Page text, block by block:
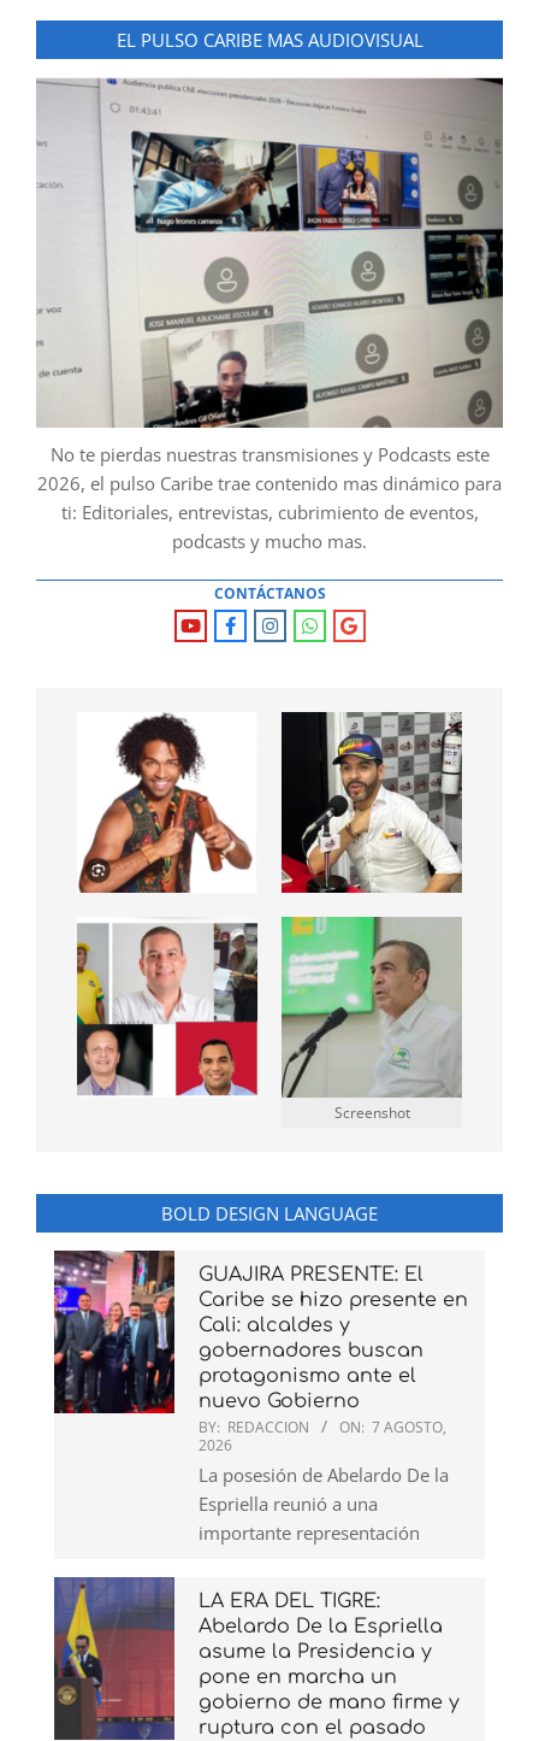
EL PULSO CARIBE MAS AUDIOVISUAL
No te pierdas nuestras transmisiones y Podcasts este
2026, el pulso Caribe trae contenido mas dinámico para
ti: Editoriales, entrevistas, cubrimiento de eventos,
podcasts y mucho mas.
CONTÁCTANOS
Screenshot
BOLD DESIGN LANGUAGE
GUAJIRA PRESENTE: El
Caribe se hizo presente en
Cali: alcaldes y
gobernadores buscan
protagonismo ante el
nuevo Gobierno
BY: REDACCION ON: 7 AGOSTO,
2026
La posesión de Abelardo De la
Espriella reunió a una
importante representación
LA ERA DEL TIGRE:
Abelardo De la Espriella
asume la Presidencia y
pone en marcha un
gobierno de mano firme y
ruptura con el pasado